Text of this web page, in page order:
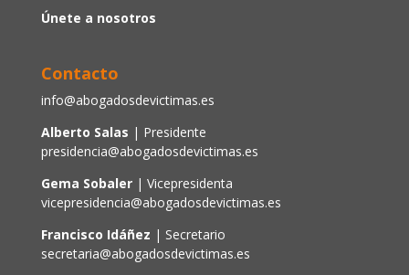
Únete a nosotros
Contacto
info@abogadosdevictimas.es
Alberto Salas | Presidente
presidencia@abogadosdevictimas.es
Gema Sobaler | Vicepresidenta
vicepresidencia@abogadosdevictimas.es
Francisco Idáñez | Secretario
secretaria@abogadosdevictimas.es